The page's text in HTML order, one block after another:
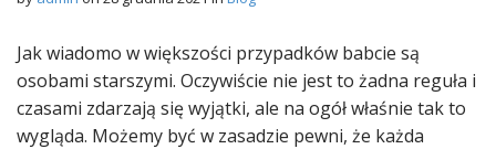
Jak wiadomo w większości przypadków babcie są
osobami starszymi. Oczywiście nie jest to żadna reguła i
czasami zdarzają się wyjątki, ale na ogół właśnie tak to
wygląda. Możemy być w zasadzie pewni, że każda